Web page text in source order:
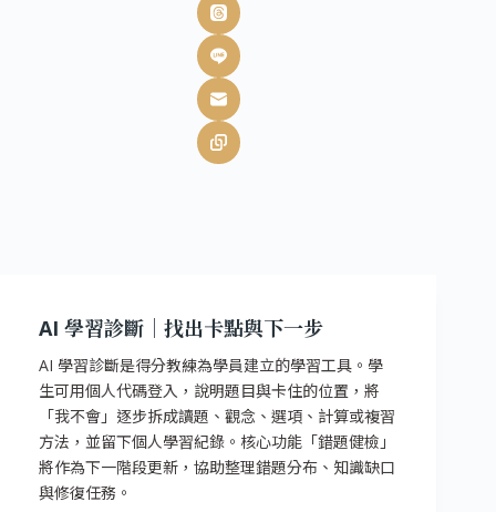
AI 學習診斷｜找出卡點與下一步
AI 學習診斷是得分教練為學員建立的學習工具。學
生可用個人代碼登入，說明題目與卡住的位置，將
「我不會」逐步拆成讀題、觀念、選項、計算或複習
方法，並留下個人學習紀錄。核心功能「錯題健檢」
將作為下一階段更新，協助整理錯題分布、知識缺口
與修復任務。